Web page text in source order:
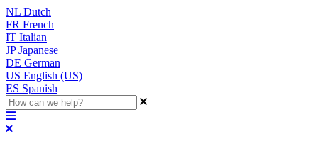
NL Dutch
FR French
IT Italian
JP Japanese
DE German
US English (US)
ES Spanish